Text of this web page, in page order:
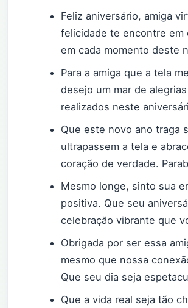
Feliz aniversário, amiga
felicidade te encontre em
em cada momento deste
Para a amiga que a tela
desejo um mar de
realizados neste
Que este novo ano traga
ultrapassem a tela e
coração de verdade.
Mesmo longe, sinto sua
positiva. Que seu
celebração vibrante que
Obrigada por ser essa
mesmo que nossa
Que seu dia seja
Que a vida real seja tão